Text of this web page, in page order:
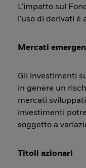
L'impatto sul
l'uso di derivati è
Mercati
Gli investimenti
in genere un
mercati
investimenti
soggetto a
Titoli azionari